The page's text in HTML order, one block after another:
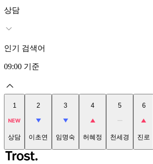
상담
인기 검색어
09:00 기준
1
상담
2
이초연
3
임명숙
4
허혜정
5
천세경
6
진로